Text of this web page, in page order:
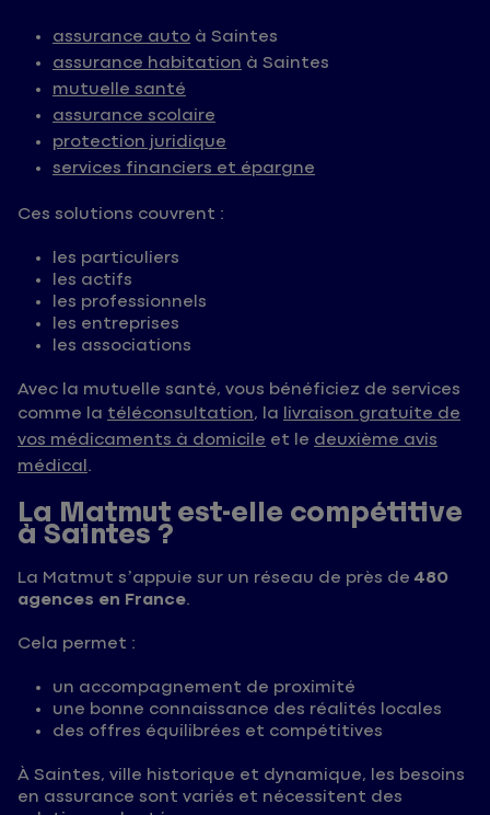
assurance auto à Saintes
assurance habitation à Saintes
mutuelle santé
assurance scolaire
protection juridique
services financiers et épargne
Ces solutions couvrent :
les particuliers
les actifs
les professionnels
les entreprises
les associations
Avec la mutuelle santé, vous bénéficiez de services
comme la téléconsultation, la livraison gratuite de
vos médicaments à domicile et le deuxième avis
médical .
La Matmut est-elle compétitive
à Saintes ?
La Matmut s’appuie sur un réseau de près de480
agences en France.
Cela permet :
un accompagnement de proximité
une bonne connaissance des réalités locales
des offres équilibrées et compétitives
À Saintes, ville historique et dynamique, les besoins
en assurance sont variés et nécessitent des